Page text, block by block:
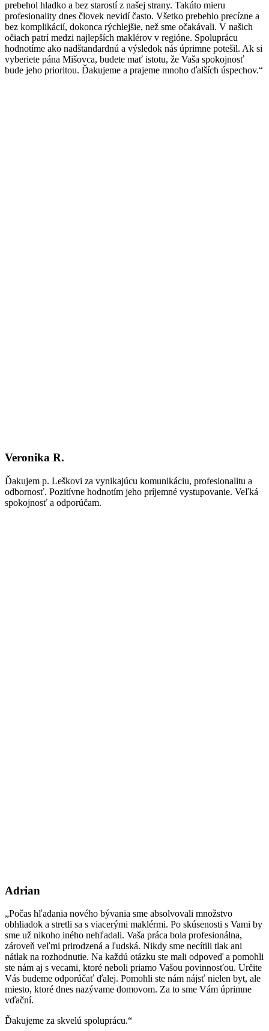
prebehol hladko a bez starostí z našej strany. Takúto mieru
profesionality dnes človek nevidí často. Všetko prebehlo precízne a
bez komplikácií, dokonca rýchlejšie, než sme očakávali. V našich
očiach patrí medzi najlepších maklérov v regióne. Spoluprácu
hodnotíme ako nadštandardnú a výsledok nás úprimne potešil. Ak si
vyberiete pána Mišovca, budete mať istotu, že Vaša spokojnosť
bude jeho prioritou. Ďakujeme a prajeme mnoho ďalších úspechov.“
Veronika R.
Ďakujem p. Leškovi za vynikajúcu komunikáciu, profesionalitu a
odbornosť. Pozitívne hodnotím jeho príjemné vystupovanie. Veľká
spokojnosť a odporúčam.
Adrian
„Počas hľadania nového bývania sme absolvovali množstvo
obhliadok a stretli sa s viacerými maklérmi. Po skúsenosti s Vami by
sme už nikoho iného nehľadali. Vaša práca bola profesionálna,
zároveň veľmi prirodzená a ľudská. Nikdy sme necítili tlak ani
nátlak na rozhodnutie. Na každú otázku ste mali odpoveď a pomohli
ste nám aj s vecami, ktoré neboli priamo Vašou povinnosťou. Určite
Vás budeme odporúčať ďalej. Pomohli ste nám nájsť nielen byt, ale
miesto, ktoré dnes nazývame domovom. Za to sme Vám úprimne
vďační.
Ďakujeme za skvelú spoluprácu.“